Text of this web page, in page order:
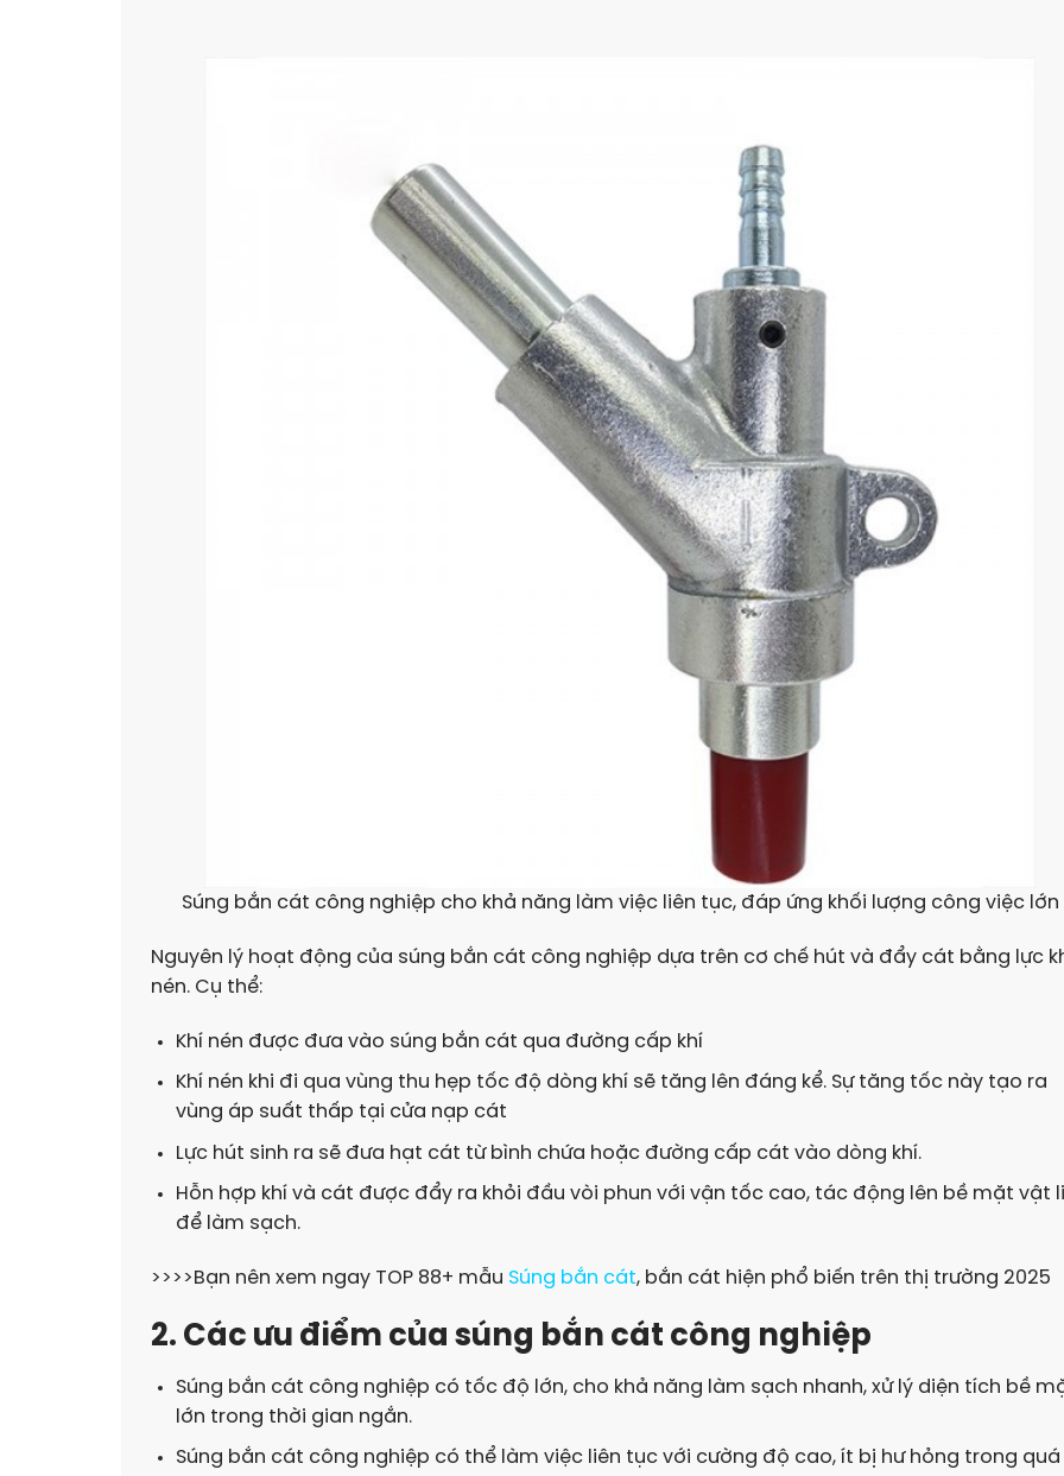
Súng bắn cát công nghiệp cho khả năng làm việc liên tục, đáp ứng khối lượng công việc lớn
Nguyên lý hoạt động của súng bắn cát công nghiệp dựa trên cơ chế hút và đẩy cát bằng lực
nén. Cụ thể:
Khí nén được đưa vào súng bắn cát qua đường cấp khí
Khí nén khi đi qua vùng thu hẹp tốc độ dòng khí sẽ tăng lên đáng kể. Sự tăng tốc này tạo ra
vùng áp suất thấp tại cửa nạp cát
Lực hút sinh ra sẽ đưa hạt cát từ bình chứa hoặc đường cấp cát vào dòng khí.
Hỗn hợp khí và cát được đẩy ra khỏi đầu vòi phun với vận tốc cao, tác động lên bề mặt vật
để làm sạch.
>>>>Bạn nên xem ngay TOP 88+ mẫu Súng bắn cát, bắn cát hiện phổ biến trên thị trường 2025
2. Các ưu điểm của súng bắn cát công nghiệp
Súng bắn cát công nghiệp có tốc độ lớn, cho khả năng làm sạch nhanh, xử lý diện tích bề
lớn trong thời gian ngắn.
Súng bắn cát công nghiệp có thể làm việc liên tục với cường độ cao, ít bị hư hỏng trong quá